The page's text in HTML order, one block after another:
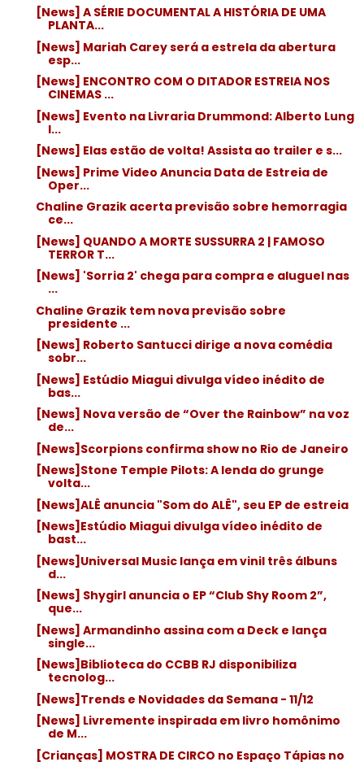
[News] A SÉRIE DOCUMENTAL A HISTÓRIA DE UMA
PLANTA...
[News] Mariah Carey será a estrela da abertura
esp...
[News] ENCONTRO COM O DITADOR ESTREIA NOS
CINEMAS ...
[News] Evento na Livraria Drummond: Alberto Lung
l...
[News] Elas estão de volta! Assista ao trailer e s...
[News] Prime Video Anuncia Data de Estreia de
Oper...
Chaline Grazik acerta previsão sobre hemorragia
ce...
[News] QUANDO A MORTE SUSSURRA 2 | FAMOSO
TERROR T...
[News] 'Sorria 2' chega para compra e aluguel nas
...
Chaline Grazik tem nova previsão sobre
presidente ...
[News] Roberto Santucci dirige a nova comédia
sobr...
[News] Estúdio Miagui divulga vídeo inédito de
bas...
[News] Nova versão de “Over the Rainbow” na voz
de...
[News]Scorpions confirma show no Rio de Janeiro
[News]Stone Temple Pilots: A lenda do grunge
volta...
[News]ALÊ anuncia "Som do ALÊ", seu EP de estreia
[News]Estúdio Miagui divulga vídeo inédito de
bast...
[News]Universal Music lança em vinil três álbuns
d...
[News] Shygirl anuncia o EP “Club Shy Room 2”,
que...
[News] Armandinho assina com a Deck e lança
single...
[News]Biblioteca do CCBB RJ disponibiliza
tecnolog...
[News]Trends e Novidades da Semana - 11/12
[News] Livremente inspirada em livro homônimo
de M...
[Crianças] MOSTRA DE CIRCO no Espaço Tápias no